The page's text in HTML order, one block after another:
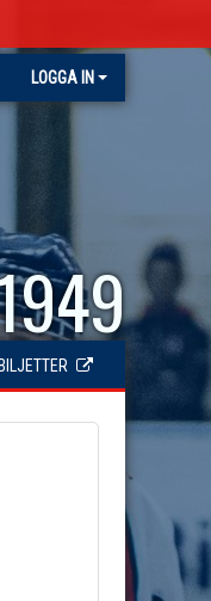
LOGGA IN
BILJETTER